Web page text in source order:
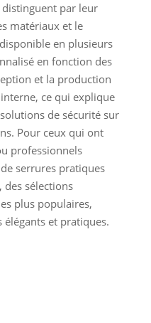
par leur
matériaux et le
en plusieurs
en fonction des
et la production
ce qui explique
de sécurité sur
Pour ceux qui ont
professionnels
serrures pratiques
des sélections
plus populaires,
élégants et pratiques.